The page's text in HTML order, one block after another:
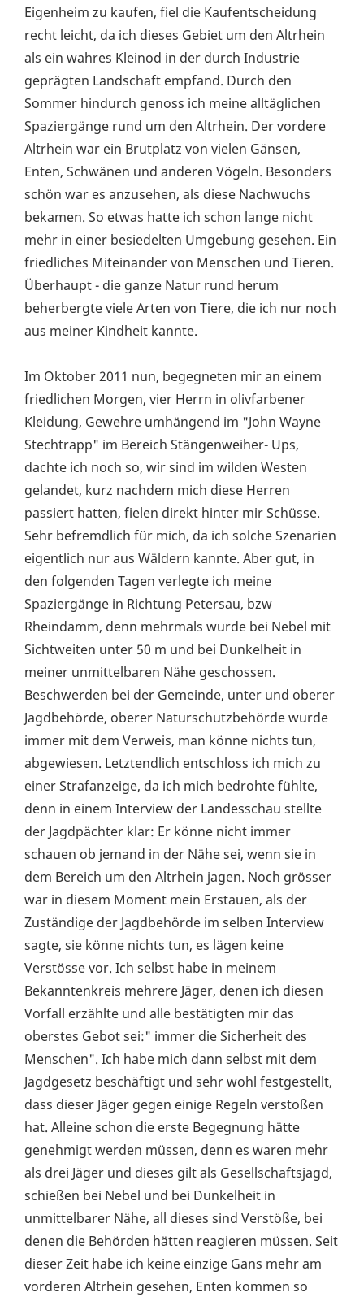
Eigenheim zu kaufen, fiel die Kaufentscheidung
recht leicht, da ich dieses Gebiet um den Altrhein
als ein wahres Kleinod in der durch Industrie
geprägten Landschaft empfand. Durch den
Sommer hindurch genoss ich meine alltäglichen
Spaziergänge rund um den Altrhein. Der vordere
Altrhein war ein Brutplatz von vielen Gänsen,
Enten, Schwänen und anderen Vögeln. Besonders
schön war es anzusehen, als diese Nachwuchs
bekamen. So etwas hatte ich schon lange nicht
mehr in einer besiedelten Umgebung gesehen. Ein
friedliches Miteinander von Menschen und Tieren.
Überhaupt - die ganze Natur rund herum
beherbergte viele Arten von Tiere, die ich nur noch
aus meiner Kindheit kannte.
Im Oktober 2011 nun, begegneten mir an einem
friedlichen Morgen, vier Herrn in olivfarbener
Kleidung, Gewehre umhängend im "John Wayne
Stechtrapp" im Bereich Stängenweiher- Ups,
dachte ich noch so, wir sind im wilden Westen
gelandet, kurz nachdem mich diese Herren
passiert hatten, fielen direkt hinter mir Schüsse.
Sehr befremdlich für mich, da ich solche Szenarien
eigentlich nur aus Wäldern kannte. Aber gut, in
den folgenden Tagen verlegte ich meine
Spaziergänge in Richtung Petersau, bzw
Rheindamm, denn mehrmals wurde bei Nebel mit
Sichtweiten unter 50 m und bei Dunkelheit in
meiner unmittelbaren Nähe geschossen.
Beschwerden bei der Gemeinde, unter und oberer
Jagdbehörde, oberer Naturschutzbehörde wurde
immer mit dem Verweis, man könne nichts tun,
abgewiesen. Letztendlich entschloss ich mich zu
einer Strafanzeige, da ich mich bedrohte fühlte,
denn in einem Interview der Landesschau stellte
der Jagdpächter klar: Er könne nicht immer
schauen ob jemand in der Nähe sei, wenn sie in
dem Bereich um den Altrhein jagen. Noch grösser
war in diesem Moment mein Erstauen, als der
Zuständige der Jagdbehörde im selben Interview
sagte, sie könne nichts tun, es lägen keine
Verstösse vor. Ich selbst habe in meinem
Bekanntenkreis mehrere Jäger, denen ich diesen
Vorfall erzählte und alle bestätigten mir das
oberstes Gebot sei:" immer die Sicherheit des
Menschen". Ich habe mich dann selbst mit dem
Jagdgesetz beschäftigt und sehr wohl festgestellt,
dass dieser Jäger gegen einige Regeln verstoßen
hat. Alleine schon die erste Begegnung hätte
genehmigt werden müssen, denn es waren mehr
als drei Jäger und dieses gilt als Gesellschaftsjagd,
schießen bei Nebel und bei Dunkelheit in
unmittelbarer Nähe, all dieses sind Verstöße, bei
denen die Behörden hätten reagieren müssen. Seit
dieser Zeit habe ich keine einzige Gans mehr am
vorderen Altrhein gesehen, Enten kommen so